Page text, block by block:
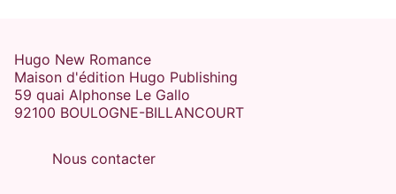
Hugo New Romance
Maison d'édition Hugo Publishing
59 quai Alphonse Le Gallo
92100 BOULOGNE-BILLANCOURT
Nous contacter